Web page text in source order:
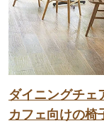
ダイニングチェ
カフェ向けの椅